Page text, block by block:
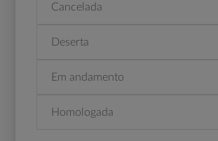
Cancelada
Deserta
Em andamento
Homologada